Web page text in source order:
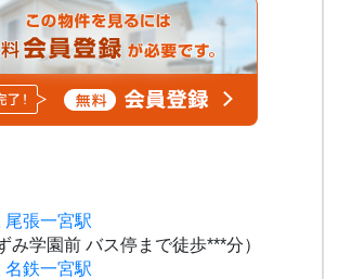
尾張一宮駅
み学園前 バス停まで徒歩***分）
名鉄一宮駅